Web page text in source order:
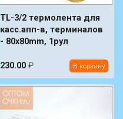
TL-3/2 термолента для
касс.апп-в, терминалов
- 80x80mm, 1рул
230.00 ₽ В корзину